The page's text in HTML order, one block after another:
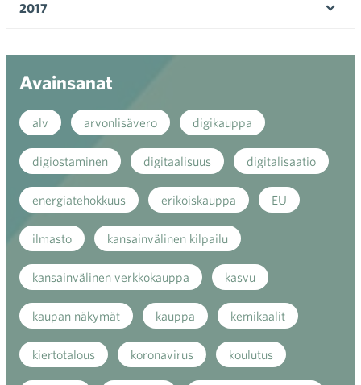
2017
Avainsanat
alv arvonlisävero digikauppa
digiostaminen digitaalisuus digitalisaatio
energiatehokkuus erikoiskauppa EU
ilmasto kansainvälinen kilpailu
kansainvälinen verkkokauppa kasvu
kaupan näkymät kauppa kemikaalit
kiertotalous koronavirus koulutus